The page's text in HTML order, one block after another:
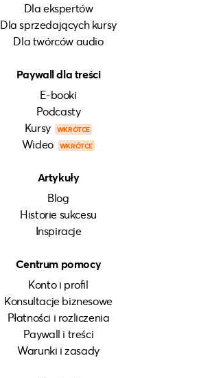
Dla ekspertów
Dla sprzedających kursy
Dla twórców audio
Paywall dla treści
E-booki
Podcasty
Kursy
WKRÓTCE
Wideo WKRÓTCE
Artykuły
Blog
Historie sukcesu
Inspiracje
Centrum pomocy
Konto i profil
Konsultacje biznesowe
Płatności i rozliczenia
Paywall i treści
Warunki i zasady